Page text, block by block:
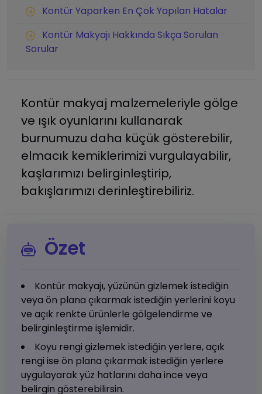
Kontür Yaparken En Çok Yapılan Hatalar
Kontür Makyajı Hakkında Sıkça Sorulan
Sorular
Kontür makyaj malzemeleriyle gölge
ve ışık oyunlarını kullanarak
burnumuzu daha küçük gösterebilir,
elmacık kemiklerimizi vurgulayabilir,
kaşlarımızı belirginleştirip,
bakışlarımızı derinleştirebiliriz.
Özet
Kontür makyajı, yüzünün gizlemek istediğin
veya ön plana çıkarmak istediğin yerlerini koyu
ve açık renkte ürünlerle gölgelendirme ve
belirginleştirme işlemidir.
Koyu rengi gizlemek istediğin yerlere, açık
rengi ise ön plana çıkarmak istediğin yerlere
uygulayarak yüz hatlarını daha ince veya
belirgin gösterebilirsin.